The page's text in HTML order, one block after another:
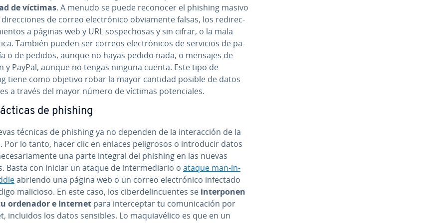
de víctimas. A menudo se puede reconocer el phishing masivo
de correo ele­c­tró­ni­co ob­via­me­n­te falsas, los re­di­re­c­
a páginas web y URL so­s­pe­cho­sas y sin cifrar, o la mala
También pueden ser correos ele­c­tró­ni­cos de servicios de pa­
o de pedidos, aunque no hayas pedido nada, o mensajes de
y PayPal, aunque no tengas ninguna cuenta. Este tipo de
tiene como objetivo robar la mayor cantidad posible de datos
a través del mayor número de víctimas po­te­n­cia­les.
de phishing
técnicas de phishing ya no dependen de la in­ter­ac­ción de la
Por lo tanto, hacer clic en enlaces pe­li­gro­sos o in­tro­du­cir datos
una parte integral del phishing en las nuevas
Basta con iniciar un ataque de in­te­r­me­dia­rio o ataque man-in-
abriendo una página web o un correo ele­c­tró­ni­co infectado
malicioso. En este caso, los ci­be­r­de­li­n­cue­n­tes se in­te­r­po­nen
ordenador e Internet para in­te­r­ce­p­tar tu co­mu­ni­ca­ción por
incluidos los datos sensibles. Lo ma­quia­vé­li­co es que en un